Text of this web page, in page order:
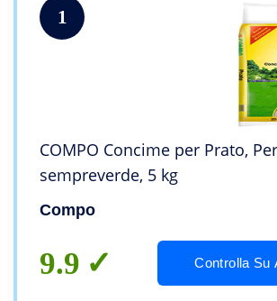
1
COMPO Concime per Prato,
sempreverde, 5 kg
Compo
9.9 Controlla Su